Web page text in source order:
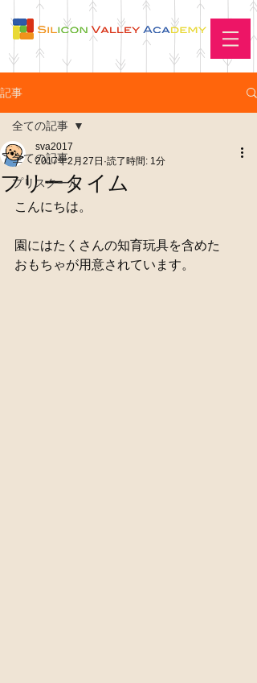
記事
全ての記事
プリスクール
全ての記事
フリータイム
sva2017
2017年2月27日 読了時間: 1分
こんにちは。
園にはたくさんの知育玩具を含めた
おもちゃが用意されています。